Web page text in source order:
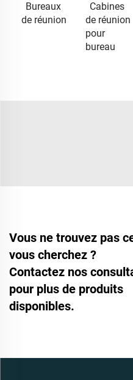
Bureaux
de réunion
Cabines
de réunion
pour
bureau
Vous ne trouvez pas
vous cherchez ?
Contactez nos
pour plus de produits
disponibles.